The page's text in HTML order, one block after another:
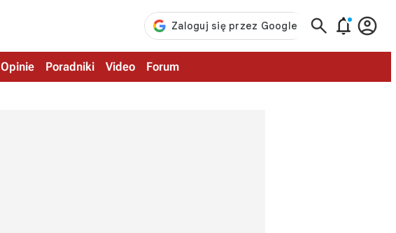
  
Opinie Poradniki Video Forum